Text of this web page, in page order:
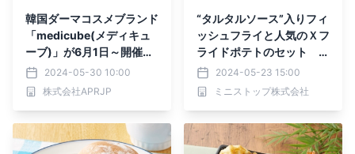
韓国ダーマコスメブランド
「medicube(メディキュ
ーブ)」が6月1日～開催の
Qoo10メガ割にて話題の
美容成分配合商品を含む日
本限定お得セットを販売！
2024-05-30 10:00
株式会社APRJP
“タルタルソース”入りフィ
ッシュフライと人気のＸフ
ライドポテトのセット サ
クサク衣のフィッシュ＆チ
ップス５月２４日（金）新
発売
2024-05-23 15:00
ミニストップ株式会社